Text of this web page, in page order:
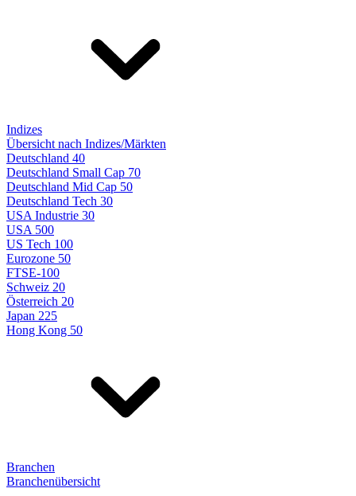
Indizes
Übersicht nach Indizes/Märkten
Deutschland 40
Deutschland Small Cap 70
Deutschland Mid Cap 50
Deutschland Tech 30
USA Industrie 30
USA 500
US Tech 100
Eurozone 50
FTSE-100
Schweiz 20
Österreich 20
Japan 225
Hong Kong 50
Branchen
Branchenübersicht